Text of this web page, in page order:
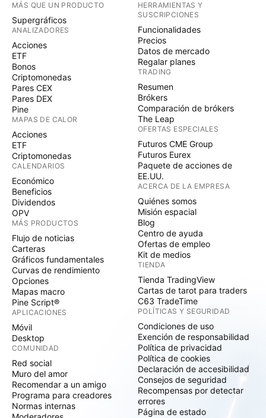
MÁS QUE UN PRODUCTO
Supergráficos
ANALIZADORES
Acciones
ETF
Bonos
Criptomonedas
Pares CEX
Pares DEX
Pine
MAPAS DE CALOR
Acciones
ETF
Criptomonedas
CALENDARIOS
Económico
Beneficios
Dividendos
OPV
MÁS PRODUCTOS
Flujo de noticias
Carteras
Gráficos fundamentales
Curvas de rendimiento
Opciones
Mapas macro
Pine Script®
APLICACIONES
Móvil
Desktop
COMUNIDAD
Red social
Muro del amor
Recomendar a un amigo
Programa para creadores
Normas internas
HERRAMIENTAS Y
SUSCRIPCIONES
Funcionalidades
Precios
Datos de mercado
Regalar planes
TRADING
Resumen
Brókers
Comparación de brókers
The Leap
OFERTAS ESPECIALES
Futuros CME Group
Futuros Eurex
Paquete de acciones de
EE.UU.
ACERCA DE LA EMPRESA
Quiénes somos
Misión espacial
Blog
Centro de ayuda
Ofertas de empleo
Kit de medios
TIENDA
Tienda TradingView
Cartas de tarot para traders
C63 TradeTime
POLÍTICAS Y SEGURIDAD
Condiciones de uso
Exención de responsabilidad
Política de privacidad
Política de cookies
Declaración de accesibilidad
Consejos de seguridad
Recompensas por detectar
errores
Página de estado